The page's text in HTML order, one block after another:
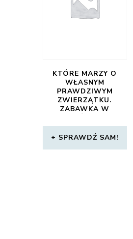
KTÓRE MARZY O
WŁASNYM
PRAWDZIWYM
ZWIERZĄTKU.
ZABAWKA W
PLUSZOWA W
BRĄZOWYM
SPRAWDŹ SAM!